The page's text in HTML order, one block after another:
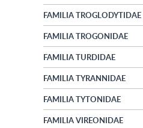
FAMILIA TROGLODYTIDAE
FAMILIA TROGONIDAE
FAMILIA TURDIDAE
FAMILIA TYRANNIDAE
FAMILIA TYTONIDAE
FAMILIA VIREONIDAE